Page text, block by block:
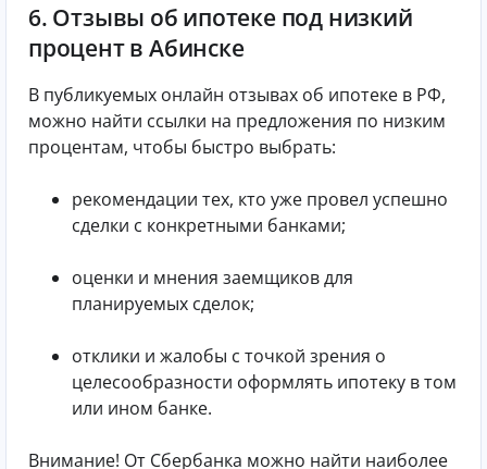
6. Отзывы об ипотеке под низкий
процент в Абинске
В публикуемых онлайн отзывах об ипотеке в РФ,
можно найти ссылки на предложения по низким
процентам, чтобы быстро выбрать:
рекомендации тех, кто уже провел успешно
сделки с конкретными банками;
оценки и мнения заемщиков для
планируемых сделок;
отклики и жалобы с точкой зрения о
целесообразности оформлять ипотеку в том
или ином банке.
Внимание! От Сбербанка можно найти наиболее